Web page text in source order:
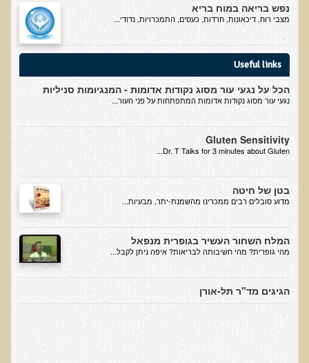
כתמי לידה
המנגיומות סניליות - נקודות אדומות
נמשים
כבד שומני וקסנטומות
מחלות אוטואימוניות ורגישות חיסונית
תזונה ובריאות העור
מערכת החיסון של העור, חשיפה לשמש ומקדמי הגנה מהשמש
קרצינומה מסוג SCC
מלנומה
נולדתי עם הנגע
קראטוזות סבוראיות
נפש בריאה במוח בריא
מצבי רוח, דיכאונות, חרדות, כעסים, התמכרויות, נדודי...
Useful links
הכל על נגעי עור מסוג נקודות אדומות - המנגיומות סניליות
נגעי עור מסוג נקודות אדומות המתפתחות על פני העור...
Gluten Sensitivity
Dr. T Talks for 3 minutes about Gluten...
בטן של חיטה
​מדוע סובלים רבים ממכרינו מהשמנת-יתר, מבעיות...
המלח השחור העשיר בגופרית מנפאל
מהי גופרית? מהי חשיבותה לבריאות? איפה ניתן לקבל...
הגיגים מד"ר תל-אורן